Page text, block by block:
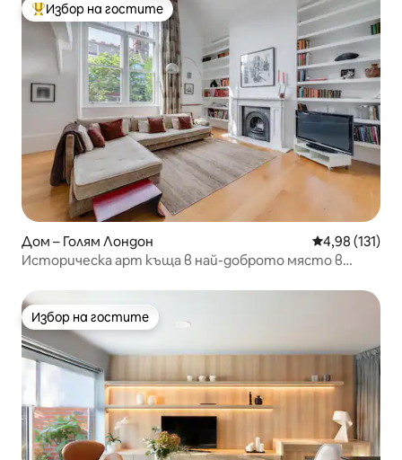
Най-популярен избор на гостите
Избор на гостите
Дом – Голям Лондон Средна
4,98 (131)
Историческа арт къща в най-доброто място в
Избор на гостите
Избор на гостите